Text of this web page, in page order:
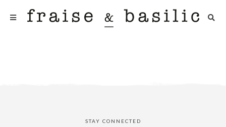
STAY CONNECTED